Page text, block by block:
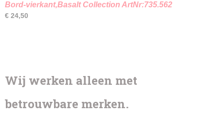
Bord-vierkant,Basalt Collection ArtNr:735.562
€ 24,50
Wij werken alleen met
betrouwbare merken.